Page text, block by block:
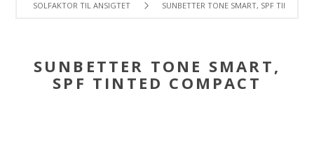
SOLFAKTOR TIL ANSIGTET SUNBETTER TONE SMART, SPF TINTED
SUNBETTER TONE SMART,
SPF TINTED COMPACT